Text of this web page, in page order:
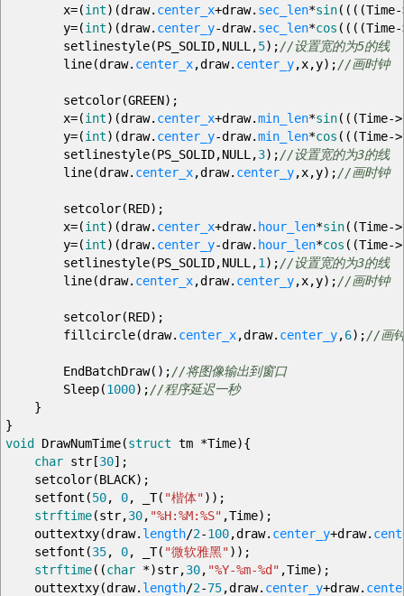
x=(int) (draw. center_x+draw. sec_len*sin( ( ( (Time-
y=(int) (draw. center_y-draw. sec_len*cos ( ( ( (Time-
setlinestyle(PS_SOLID,NULL ,5) ;//设置宽的为5的线
line(draw. center_x,draw. center_y,x,y) ;//画时钟
setcolor(GREEN) ;
x=(int) (draw. center_x+draw.min_len*sin( ( (Time->
y=(int) (draw. center_y-draw.min_len*cos ( ( (Time->
setlinestyle(PS_SOLID,NULL ,3) ;//设置宽的为3的线
line(draw. center_x,draw. center_y,x,y) ;//画时钟
setcolor(RED) ;
x=(int) (draw. center_x+draw. hour_len*sin( (Time->
y=(int) (draw. center_y-draw. hour_len*cos ( (Time->
setlinestyle(PS_SOLID,NULL ,1 ) ;//设置宽的为3的线
line(draw. center_x,draw. center_y,x,y) ;//画时钟
setcolor(RED) ;
fillcircle(draw. center_x,draw. center_y,6) ;//画
EndBatchDraw( ) ;//将图像输出到窗口
Sleep(1000) ;//程序延迟一秒
}
}
void
DrawNumTime(struct tm *Time){
char str [30] ;
setcolor(BLACK) ;
setfont (50, 0, _T( "楷体") ) ;
strftime(str,30, "%H:%M:%S" ,Time) ;
outtextxy(draw. length/2-100,draw. center_y+draw.
setfont (35, 0, _T( "微软雅黑") ) ;
strftime( (char *)str,30, "%Y-%m-%d" ,Time) ;
outtextxy(draw. length/2-75,draw. center_y+draw.